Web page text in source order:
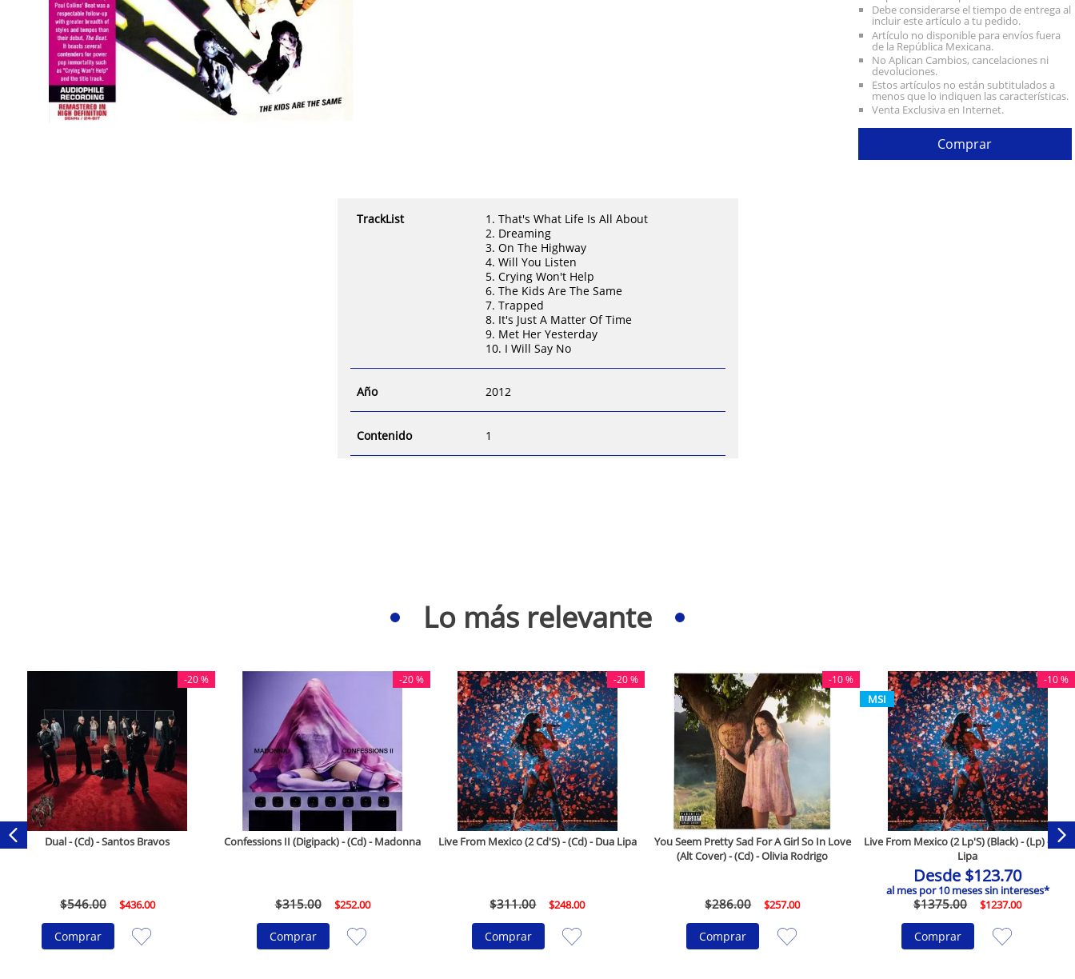
Debe considerarse el tiempo de entrega al
incluir este artículo a tu pedido.
Artículo no disponible para envíos fuera
de la República Mexicana.
No Aplican Cambios, cancelaciones ni
devoluciones.
Estos artículos no están subtitulados a
menos que lo indiquen las características.
Venta Exclusiva en Internet.
Comprar
TrackList
1. That's What Life Is All About
2. Dreaming
3. On The Highway
4. Will You Listen
5. Crying Won't Help
6. The Kids Are The Same
7. Trapped
8. It's Just A Matter Of Time
9. Met Her Yesterday
10. I Will Say No
Año 2012
Contenido 1
Lo más relevante
-20 %
Dual - (Cd) - Santos Bravos
$546.00 $436.00
Comprar
-20 %
Confessions II (Digipack) - (Cd) - Madonna
$315.00 $252.00
Comprar
-20 %
Live From Mexico (2 Cd'S) - (Cd) - Dua Lipa
$311.00 $248.00
Comprar
-10 %
You Seem Pretty Sad For A Girl So In Love
(Alt Cover) - (Cd) - Olivia Rodrigo
$286.00 $257.00
Comprar
MSI
-10 %
Live From Mexico (2 Lp'S) (Black) - (Lp) - Dua
Lipa
Desde $123.70
al mes por10meses sin intereses*
$1375.00 $1237.00
Comprar